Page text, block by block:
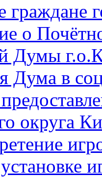
граждане
о
Думы
Дума в
округа